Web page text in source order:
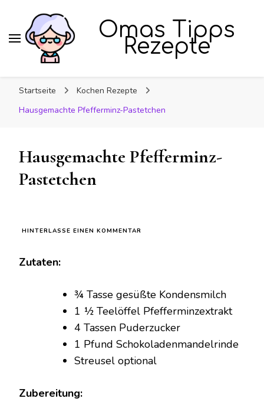
Omas Tipps
Rezepte
Startseite
Kochen Rezepte
Hausgemachte Pfefferminz-Pastetchen
Hausgemachte Pfefferminz-
Pastetchen
HINTERLASSE EINEN KOMMENTAR
Zutaten:
¾ Tasse gesüßte Kondensmilch
1 ½ Teelöffel Pfefferminzextrakt
4 Tassen Puderzucker
1 Pfund Schokoladenmandelrinde
Streusel optional
Zubereitung: